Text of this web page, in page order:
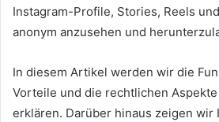
Instagram-Profile, Stories, Reels
anonym anzusehen und
In diesem Artikel werden wir die
Vorteile und die rechtlichen
erklären. Darüber hinaus zeigen wir